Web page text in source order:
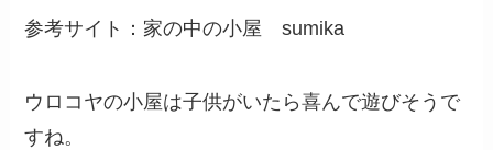
参考サイト：家の中の小屋 sumika
ウロコヤの小屋は子供がいたら喜んで遊びそうで
すね。